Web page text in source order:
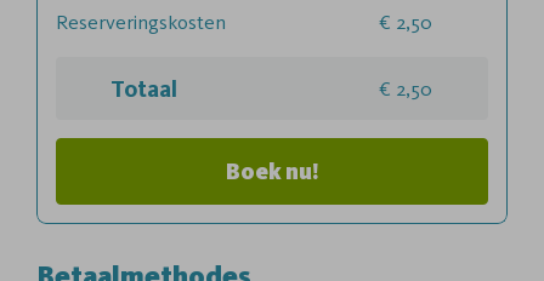
Reserveringskosten 2,50
Totaal 2,50
Boek nu!